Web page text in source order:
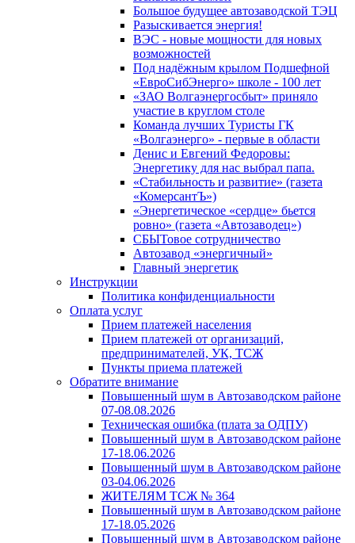
Большое будущее автозаводской ТЭЦ
Разыскивается энергия!
ВЭС - новые мощности для новых
возможностей
Под надёжным крылом Подшефной
«ЕвроСибЭнерго» школе - 100 лет
«ЗАО Волгаэнергосбыт» приняло
участие в круглом столе
Команда лучших Туристы ГК
«Волгаэнерго» - первые в области
Денис и Евгений Федоровы:
Энергетику для нас выбрал папа.
«Стабильность и развитие» (газета
«КомерсантЪ»)
«Энергетическое «сердце» бьется
ровно» (газета «Автозаводец»)
СБЫТовое сотрудничество
Автозавод «энергичный»
Главный энергетик
Инструкции
Политика конфиденциальности
Оплата услуг
Прием платежей населения
Прием платежей от организаций,
предпринимателей, УК, ТСЖ
Пункты приема платежей
Обратите внимание
Повышенный шум в Автозаводском районе
07-08.08.2026
Техническая ошибка (плата за ОДПУ)
Повышенный шум в Автозаводском районе
17-18.06.2026
Повышенный шум в Автозаводском районе
03-04.06.2026
ЖИТЕЛЯМ ТСЖ № 364
Повышенный шум в Автозаводском районе
17-18.05.2026
Повышенный шум в Автозаводском районе